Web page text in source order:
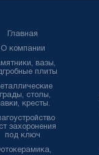
Главная
О компании
вазы,
плиты
столы,
кресты.
захоронения
под ключ